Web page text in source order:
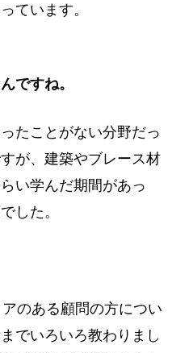
ています。
ですね。
たことがない分野だっ
が、建築やブレース材
い学んだ期間があっ
した。
のある顧問の方につい
でいろいろ教わりまし